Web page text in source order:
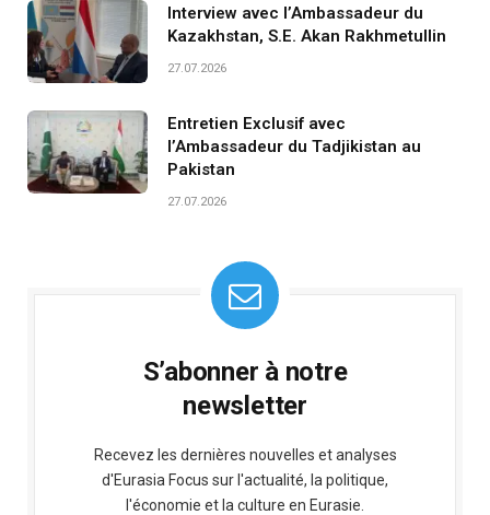
Interview avec l’Ambassadeur du
Kazakhstan, S.E. Akan Rakhmetullin
27.07.2026
Entretien Exclusif avec
l’Ambassadeur du Tadjikistan au
Pakistan
27.07.2026
S’abonner à notre
newsletter
Recevez les dernières nouvelles et analyses
d'Eurasia Focus sur l'actualité, la politique,
l'économie et la culture en Eurasie.